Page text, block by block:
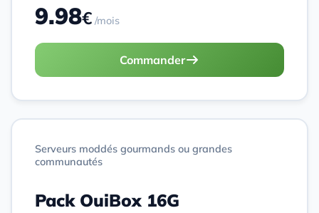
9.98€ /mois
Commander
Serveurs moddés gourmands ou grandes
communautés
Pack OuiBox 16G